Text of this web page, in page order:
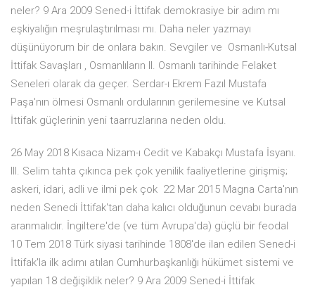
neler? 9 Ara 2009 Sened-i İttifak demokrasiye bir adım mı
eşkiyalığın meşrulaştırılması mı. Daha neler yazmayı
düşünüyorum bir de onlara bakın. Sevgiler ve Osmanlı-Kutsal
İttifak Savaşları , Osmanlıların II. Osmanlı tarihinde Felaket
Seneleri olarak da geçer. Serdar-ı Ekrem Fazıl Mustafa
Paşa'nın ölmesi Osmanlı ordularının gerilemesine ve Kutsal
İttifak güçlerinin yeni taarruzlarına neden oldu.
26 May 2018 Kısaca Nizam-ı Cedit ve Kabakçı Mustafa İsyanı.
III. Selim tahta çıkınca pek çok yenilik faaliyetlerine girişmiş;
askeri, idari, adli ve ilmi pek çok 22 Mar 2015 Magna Carta'nın
neden Senedi İttifak'tan daha kalıcı olduğunun cevabı burada
aranmalıdır. İngiltere'de (ve tüm Avrupa'da) güçlü bir feodal
10 Tem 2018 Türk siyasi tarihinde 1808'de ilan edilen Sened-i
İttifak'la ilk adımı atılan Cumhurbaşkanlığı hükümet sistemi ve
yapılan 18 değişiklik neler? 9 Ara 2009 Sened-i İttifak